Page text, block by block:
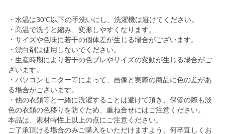
・水温は30℃以下の手洗いにし、洗濯機は避けてください。
・高温で洗うと縮み、変形しやすくなります。
・サイズや色味に若干の個体差が生じる場合がございます。
・漂白剤は使用しないでください。
・生産時期により若干の色ブレやサイズの変動が生じる場合がご
ざいます。
・パソコンモニター等によって、画像と実際の商品に色の差があ
る場合がございます。
・他の衣類等と一緒に洗濯することは避けて頂き、保管の際も淡
色の衣類の色移りを防ぐため、重ね合せにはご注意ください。
本品は、素材特性上以上の点にご注意ください。
ご了承頂ける場合のみご購入をいただけますよう、何卒宜しくお